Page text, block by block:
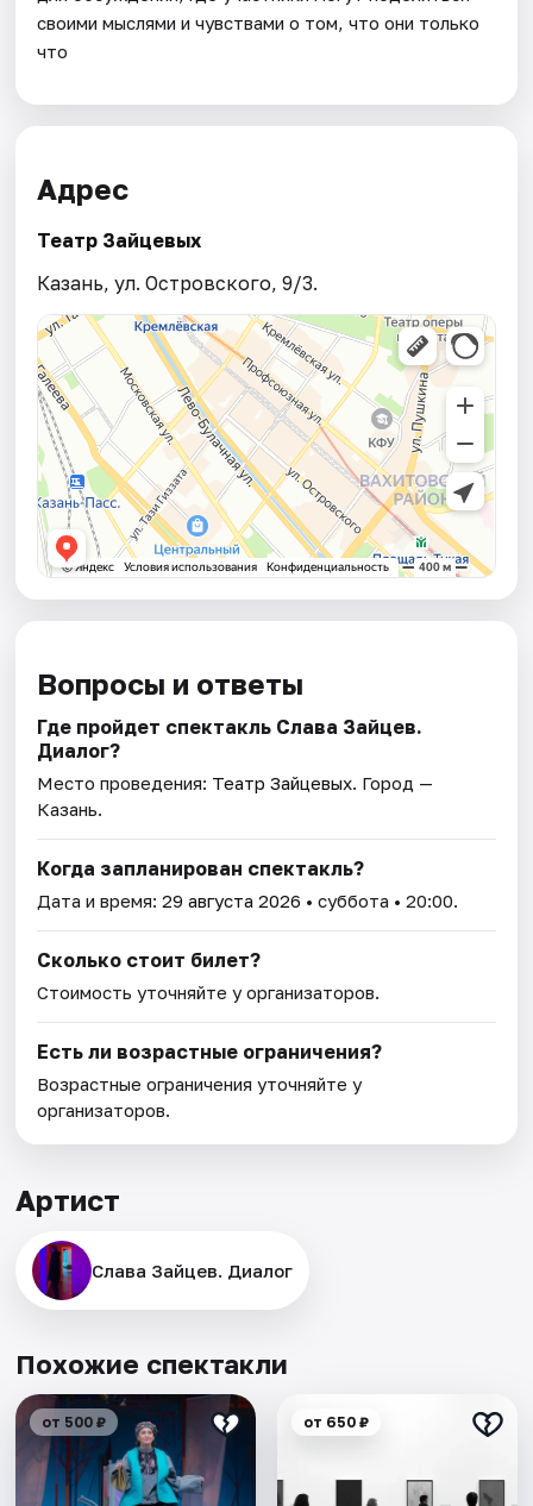
своими мыслями и чувствами о том, что они только
что
Адрес
Театр Зайцевых
Казань, ул. Островского, 9/3.
Вопросы и ответы
Где пройдет спектакль Слава Зайцев.
Диалог?
Место проведения: Театр Зайцевых. Город —
Казань.
Когда запланирован спектакль?
Дата и время:29 августа 2026 • суббота • 20:00.
Сколько стоит билет?
Стоимость уточняйте у организаторов.
Есть ли возрастные ограничения?
Возрастные ограничения уточняйте у
организаторов.
Артист
Слава Зайцев. Диалог
Похожие спектакли
от 500 ₽ от 650 ₽